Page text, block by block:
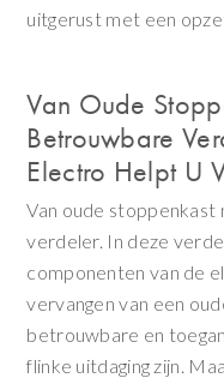
uitgerust met een
Van Oude
Betrouwbare
Electro Helpt U
Van oude stoppenkast
verdeler. In deze
componenten van de
vervangen van een
betrouwbare en
flinke uitdaging zijn.